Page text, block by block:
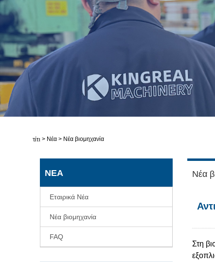
Σπίτι > Νέα > Νέα βιομηχανία
ΝΈΑ
Εταιρικά Νέα
Νέα βιομηχανία
FAQ
Νέα
Στη